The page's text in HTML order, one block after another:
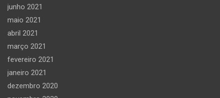
junho 2021
maio 2021
abril 2021
março 2021
fevereiro 2021
janeiro 2021
dezembro 2020